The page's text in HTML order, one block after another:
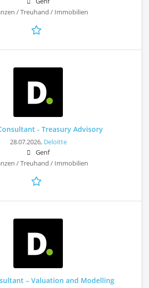
/ Treuhand / Immobilien
- Treasury Advisory
28.07.2026, Deloitte
Genf
/ Treuhand / Immobilien
– Valuation and Modelling